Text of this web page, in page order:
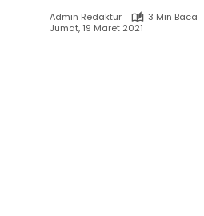
Admin Redaktur
3 Min Baca
Jumat, 19 Maret 2021